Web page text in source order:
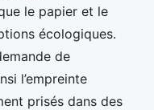
le papier et le
écologiques.
de
l’empreinte
prisés dans des